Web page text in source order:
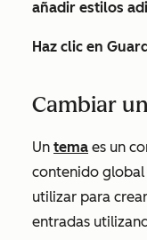
añadir estilos
Haz clic en
Cambiar
Un tema es un
contenido global
utilizar para
entradas